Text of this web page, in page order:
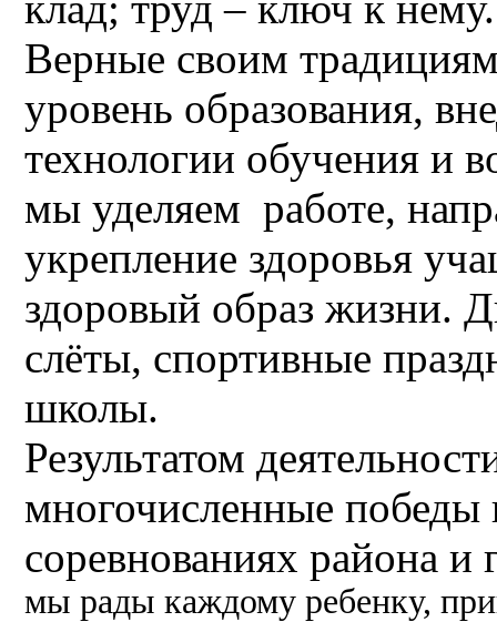
Верные своим
уровень образования,
технологии обучения и
мы уделяем работе,
укрепление здоровья
здоровый образ жизни.
слёты, спортивные
школы.
Результатом
многочисленные победы
соревнованиях района и
мы рады каждому ребенку,